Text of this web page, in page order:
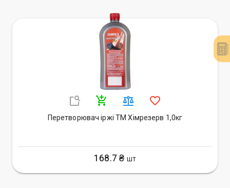
Перетворювач іржі ТМ Хімрезерв 1,0кг
168.7 ₴ ШТ